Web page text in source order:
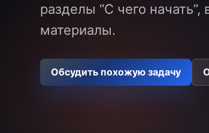
разделы “С чего
материалы.
Обсудить похожую задачу